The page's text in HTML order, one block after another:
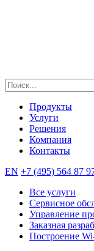
Продукты
Услуги
Решения
Компания
Контакты
EN +7 (495) 564 87
Все услуги
Сервисное
Управление
Заказная
Построение